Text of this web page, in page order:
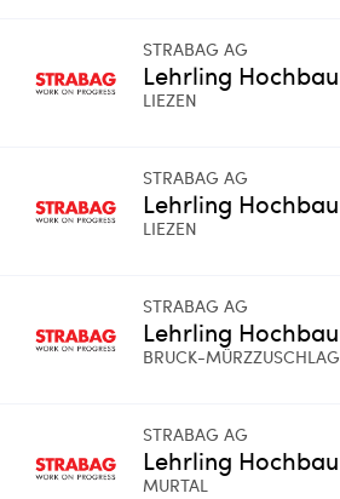
STRABAG AG
Lehrling Hochbau
LIEZEN
STRABAG AG
Lehrling Hochbau
LIEZEN
STRABAG AG
Lehrling Hochbau
BRUCK-MÜRZZUSCHLAG
STRABAG AG
Lehrling Hochbau
MURTAL